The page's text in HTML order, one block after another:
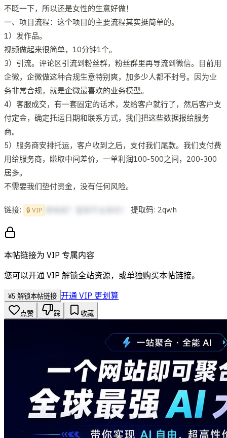
不眨一下，所以还是女性的生意好做！
一、项目流程：这个项目的主要流程其实挺简单的。
1）发作品。
视频做起来很简单，10分钟1个。
3）引流。评论区引流到粉丝群，粉丝群里再导流到微信。目前用
企微，企微做这种合规生意特别爽，加多少人都不封号。因为业
务非常合规，就是企微最喜欢的业务模型。
4）客服成交，有一套固定的话术，发给客户就行了，然后客户支
付定金，确定托运日期和联系方式，我们把这些数据报给服务
商。
5）服务商安排托运，客户收到之后，支付我们尾款。我们支付费
用给服务商，賺取中间差价，一单利润100-500之间，200-300
居多。
不需要我们垫付资金，没有任何风险。
链接: 🔒 VIP 提取码: 2qwh
本帖链接为 VIP 专属内容
您可以开通 VIP 解锁全站资源，或单独购买本帖链接。
¥5 解锁本帖链接 开通 VIP 更划算
点赞 踩 收藏